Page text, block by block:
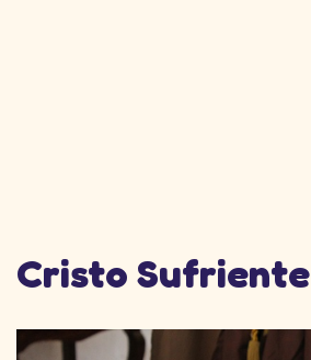
Cristo Sufriente